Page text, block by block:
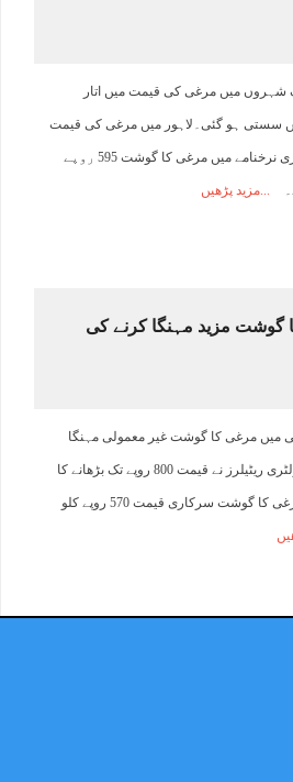
شہروں میں مرغی کی قیمت میں اتار
سستی ہو گئی۔لاہور میں مرغی کی قیمت
برقرار رکھی گئی ہے، سرکاری نرخنامے میں مرغی کا گوشت 595 روپے
مزید پڑھیں
گوشت مزید مہنگا کرنے کی
مرغی کا گوشت غیر معمولی مہنگا
کرنے کی تیاری کرلی گئی، پولٹری ریٹیلرز نے قیمت 800 روپے تک بڑھانے کا
منصوبہ بنالیا۔ کراچی میں مرغی کا گوشت سرکاری قیمت 570 روپے کلو